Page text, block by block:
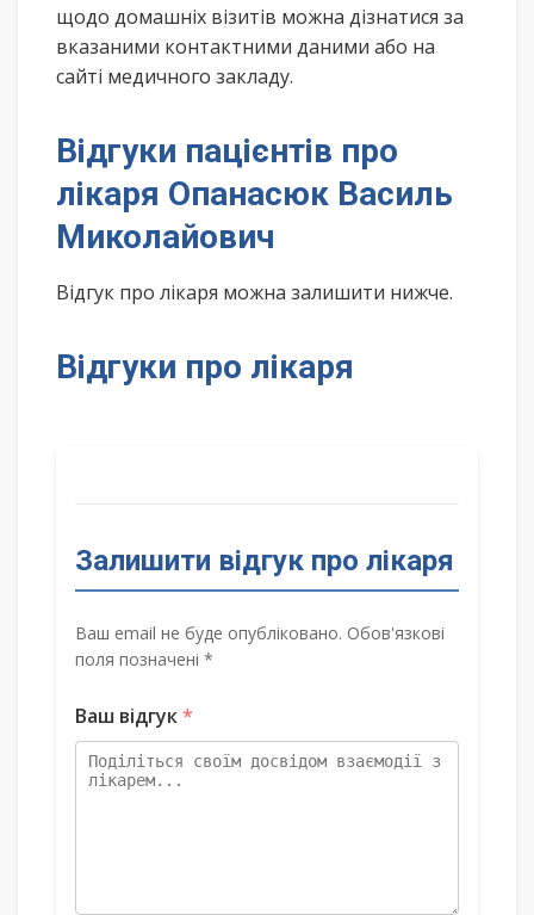
щодо домашніх візитів можна дізнатися за
вказаними контактними даними або на
сайті медичного закладу.
Відгуки пацієнтів про
лікаря Опанасюк Василь
Миколайович
Відгук про лікаря можна залишити нижче.
Відгуки про лікаря
Залишити відгук про лікаря
Ваш email не буде опубліковано. Обов'язкові
поля позначені *
Ваш відгук*